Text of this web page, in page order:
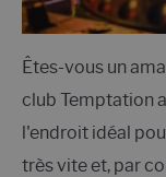
Êtes-vous un
club Temptation
l'endroit idéal
très vite et, par